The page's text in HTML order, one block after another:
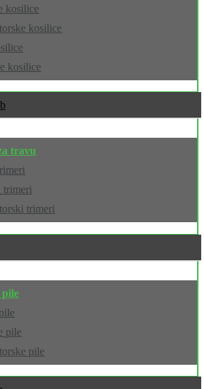
kosilice
kosilice
kosilice
travu
trimeri
trimeri
pile
pile
pile